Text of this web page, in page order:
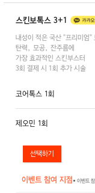
스킨보톡스 3+1
내성이 적은 국산 "프리미엄"
탄력, 모공, 잔주름에
가장 효과적인 스킨부스터
3회 결제 시 1회 추가 시술
코어톡스 1회
제오민 1회
이벤트 참여 지점● 이벤트 참